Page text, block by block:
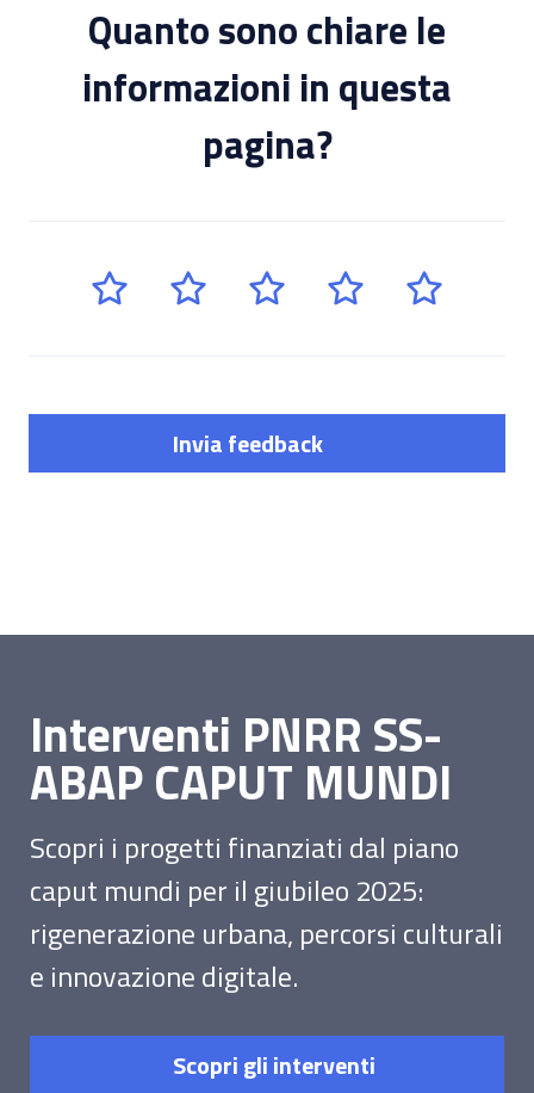
Quanto sono chiare le
informazioni in questa
pagina?
Invia feedback
Interventi PNRR SS-
ABAP CAPUT MUNDI
Scopri i progetti finanziati dal piano
caput mundi per il giubileo 2025:
rigenerazione urbana, percorsi culturali
e innovazione digitale.
Scopri gli interventi